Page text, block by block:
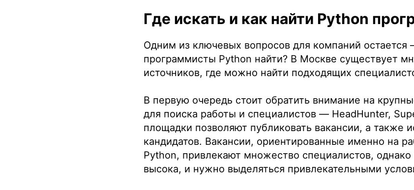
Где искать и как найти Python
Одним из ключевых вопросов для компаний остается
программисты Python найти? В Москве существует
источников, где можно найти подходящих
В первую очередь стоит обратить внимание на
для поиска работы и специалистов — HeadHunter,
площадки позволяют публиковать вакансии, а также
кандидатов. Вакансии, ориентированные именно на
Python, привлекают множество специалистов, однако
высока, и нужно выделяться привлекательными